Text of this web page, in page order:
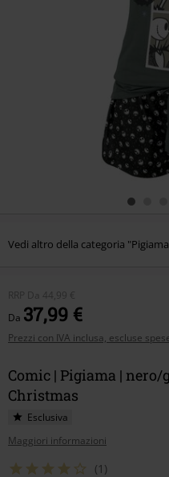
Vedi altro della categoria
RRP Da
44,99 €
Da 37,99 €
Prezzi con IVA inclusa, escluse
Comic | Pigiama |
Christmas
Esclusiva
Maggiori informazioni
(1)